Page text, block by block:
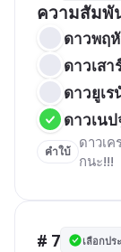
ความสัมพั
ดาวพฤ
ดาวเสา
ดาวยูเร
ดาวเน
คำใบ้
ดาวเ
กนะ!!!
# 7 เลือกปร